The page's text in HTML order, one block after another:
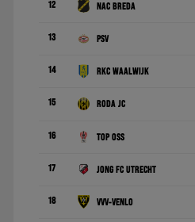
12 NAC Breda
13 PSV
14 RKC Waalwijk
15 Roda JC
16 TOP Oss
17 Jong FC Utrecht
18 VVV-Venlo